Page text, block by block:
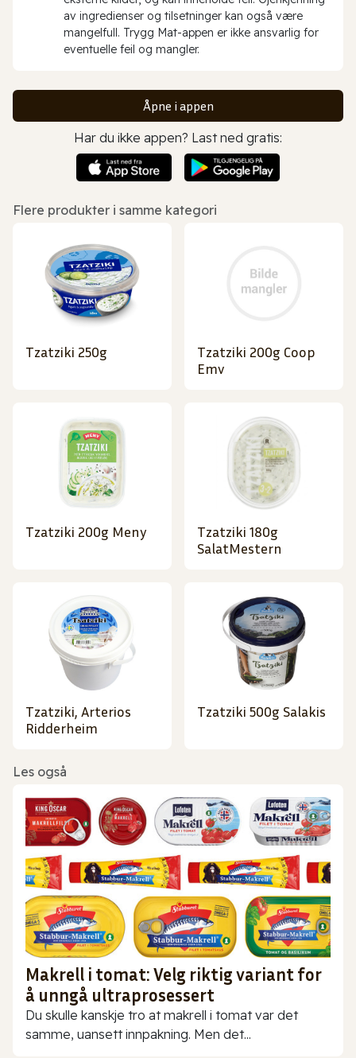
av ingredienser og tilsetninger kan også være
mangelfull. Trygg Mat-appen er ikke ansvarlig for
eventuelle feil og mangler.
Åpne i appen
Har du ikke appen? Last ned gratis:
Flere produkter i samme kategori
Tzatziki 250g
Tzatziki 200g Coop
Emv
Tzatziki 200g Meny
Tzatziki 180g
SalatMestern
Tzatziki, Arterios
Ridderheim
Tzatziki 500g Salakis
Les også
Makrell i tomat: Velg riktig variant for
å unngå ultraprosessert
Du skulle kanskje tro at makrell i tomat var det
samme, uansett innpakning. Men det...